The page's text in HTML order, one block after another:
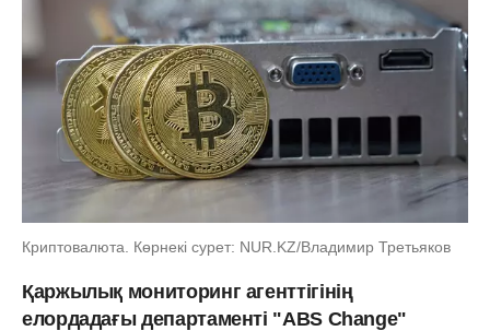
Криптовалюта. Көрнекі сурет: NUR.KZ/Владимир Третьяков
Қаржылық мониторинг агенттігінің
елордадағы департаменті "ABS Change"